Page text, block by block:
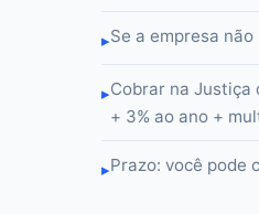
▸Se a empresa
▸Cobrar na Justiça
+ 3% ao ano +
▸Prazo: você pode